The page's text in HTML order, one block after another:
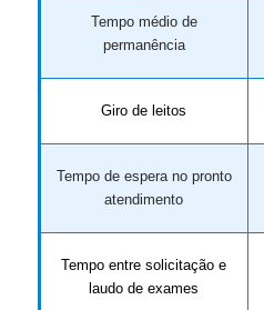
Tempo médio de
permanência
Giro de leitos
Tempo de espera no pronto
atendimento
Tempo entre solicitação e
laudo de exames